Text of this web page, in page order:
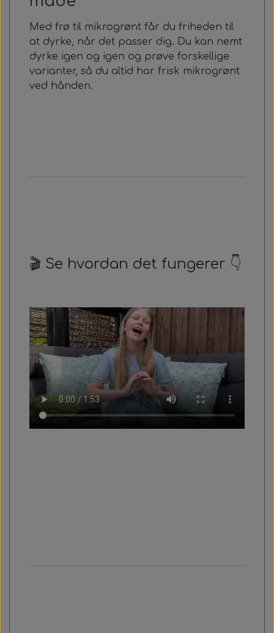
Med frø til mikrogrønt får du friheden til
at dyrke, når det passer dig. Du kan nemt
dyrke igen og igen og prøve forskellige
varianter, så du altid har frisk mikrogrønt
ved hånden.
🎬 Se hvordan det fungerer 👇